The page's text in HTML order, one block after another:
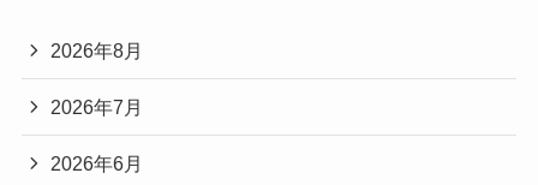
2026年8月
2026年7月
2026年6月